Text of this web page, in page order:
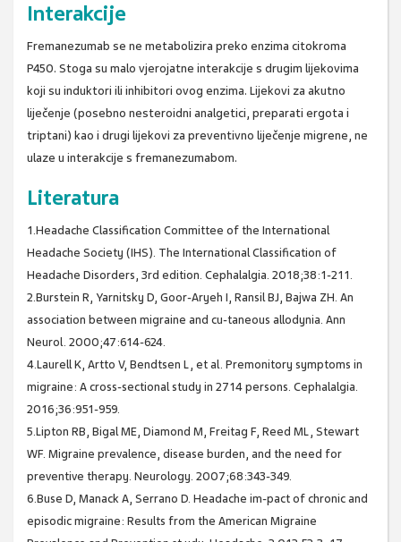
Interakcije
Fremanezumab se ne metabolizira preko enzima citokroma
P450. Stoga su malo vjerojatne interakcije s drugim lijekovima
koji su induktori ili inhibitori ovog enzima. Lijekovi za akutno
liječenje (posebno nesteroidni analgetici, preparati ergota i
triptani) kao i drugi lijekovi za preventivno liječenje migrene, ne
ulaze u interakcije s fremanezumabom.
Literatura
1.Headache Classification Committee of the International
Headache Society (IHS). The International Classification of
Headache Disorders, 3rd edition. Cephalalgia. 2018;38:1-211.
2.Burstein R, Yarnitsky D, Goor-Aryeh I, Ransil BJ, Bajwa ZH. An
association between migraine and cu-taneous allodynia. Ann
Neurol. 2000;47:614-624.
4.Laurell K, Artto V, Bendtsen L, et al. Premonitory symptoms in
migraine: A cross-sectional study in 2714 persons. Cephalalgia.
2016;36:951-959.
5.Lipton RB, Bigal ME, Diamond M, Freitag F, Reed ML, Stewart
WF. Migraine prevalence, disease burden, and the need for
preventive therapy. Neurology. 2007;68:343-349.
6.Buse D, Manack A, Serrano D. Headache im-pact of chronic and
episodic migraine: Results from the American Migraine